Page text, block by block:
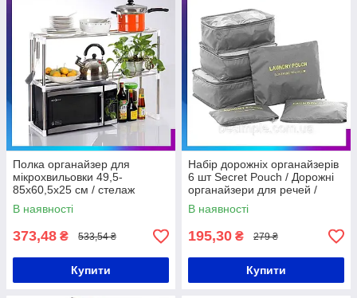
Полка органайзер для
мікрохвильовки 49,5-
85х60,5х25 см / стелаж
Кухонний
В наявності
373,48 ₴ 533,54 ₴
Купити
Набір дорожніх органайзерів
6 шт Secret Pouch / Дорожні
органайзери для речей /
Косметички для поїздок
В наявності
195,30 ₴ 279 ₴
Купити